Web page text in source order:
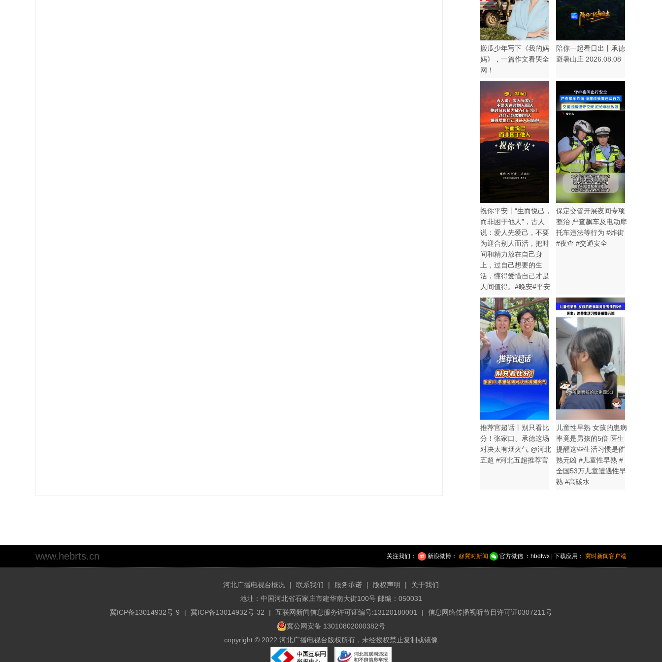
搬瓜少年写下《我的妈
妈》，一篇作文看哭全
网！
陪你一起看日出丨承德
避暑山庄 2026.08.08
祝你平安丨“生而悦己，
而非困于他人”，古人
说：爱人先爱己，不要
为迎合别人而活，把时
间和精力放在自己身
上，过自己想要的生
活，懂得爱惜自己才是
人间值得。#晚安#平安
保定交管开展夜间专项
整治 严查飙车及电动摩
托车违法等行为 #炸街
#夜查 #交通安全
推荐官超话丨别只看比
分！张家口、承德这场
对决太有烟火气 @河北
五超 #河北五超推荐官
儿童性早熟 女孩的患病
率竟是男孩的5倍 医生
提醒这些生活习惯是催
熟元凶 #儿童性早熟 #
全国53万儿童遭遇性早
熟 #高碳水
关注我们： 新浪微博： @冀时新闻 官方微信 ：hbdtwx | 下载应用： 冀时新闻客户端
www.hebrts.cn
河北广播电视台概况 | 联系我们 | 服务承诺 | 版权声明 |
关于我们
地址：中国河北省石家庄市建华南大街100号 邮编：050031
冀ICP备13014932号-9
| 冀ICP备13014932号-32 | 互联网新闻信息服务许可证编号:13120180001 |
信息网络传播视听节目许可证0307211号
冀公网安备 13010802000382号
copyright © 2022 河北广播电视台版权所有，未经授权禁止复制或镜像